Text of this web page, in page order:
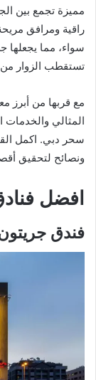
مميزة تجمع بين
راقية ومرافق
سواء، مما يجعلها
تستقطب الزوار من
مع قربها من أبرز
المثالي والخدمات
سحر دبي. اكمل
ونصائح لتحقيق
افضل فنادق
فندق